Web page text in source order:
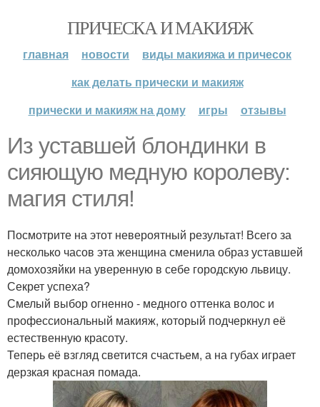
ПРИЧЕСКА И МАКИЯЖ
главная новости
виды макияжа и причесок
как делать прически и макияж
прически и макияж на дому
игры отзывы
Из уставшей блондинки в
сияющую медную королеву:
магия стиля!
Посмотрите на этот невероятный результат! Всего за
несколько часов эта женщина сменила образ уставшей
домохозяйки на уверенную в себе городскую львицу.
Секрет успеха?
Смелый выбор огненно - медного оттенка волос и
профессиональный макияж, который подчеркнул её
естественную красоту.
Теперь её взгляд светится счастьем, а на губах играет
дерзкая красная помада.